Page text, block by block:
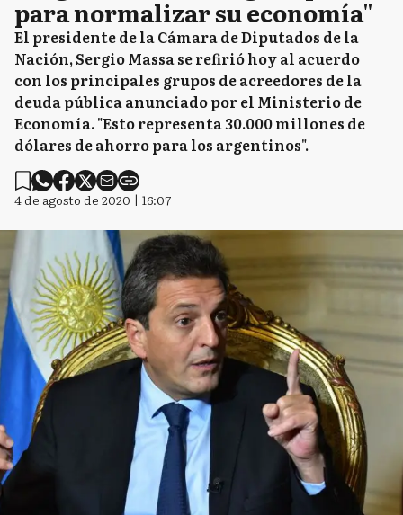
para normalizar su economía"
El presidente de la Cámara de Diputados de la
Nación, Sergio Massa se refirió hoy al acuerdo
con los principales grupos de acreedores de la
deuda pública anunciado por el Ministerio de
Economía. "Esto representa 30.000 millones de
dólares de ahorro para los argentinos".
4 de agosto de 2020 | 16:07